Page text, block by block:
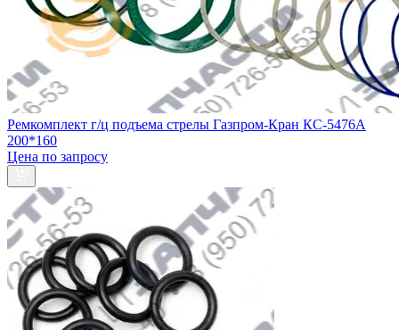
Ремкомплект г/ц подъема стрелы Газпром-Кран КС-5476А
200*160
Цена по запросу